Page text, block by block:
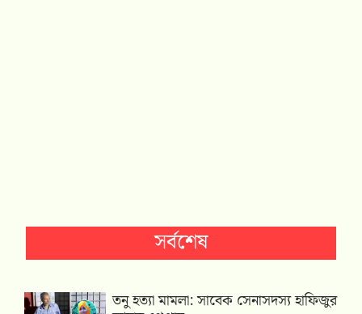
সর্বশেষ
তনু হত্যা মামলা: সাবেক সেনাসদস্য হাফিজুর